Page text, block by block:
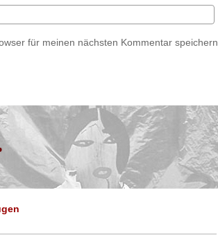
für meinen nächsten Kommentar speichern.